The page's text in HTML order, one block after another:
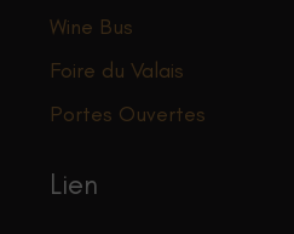
Wine Bus
Foire du Valais
Portes Ouvertes
Lien